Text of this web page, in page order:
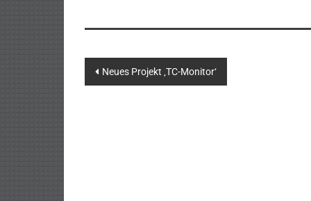
Beitragsnavigation
Neues Projekt ‚TC-Monitor‘